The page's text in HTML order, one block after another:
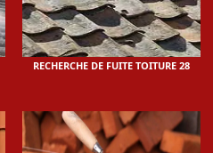
RECHERCHE DE FUITE TOITURE 28